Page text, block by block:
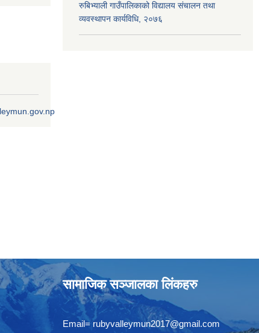
रुबिभ्याली गाउँपालिकाको विद्यालय संचालन तथा
व्यवस्थापन कार्यविधि, २०७६
सामाजिक सञ्जालका लिंकहरु
Email= rubyvalleymun2017@gmail.com